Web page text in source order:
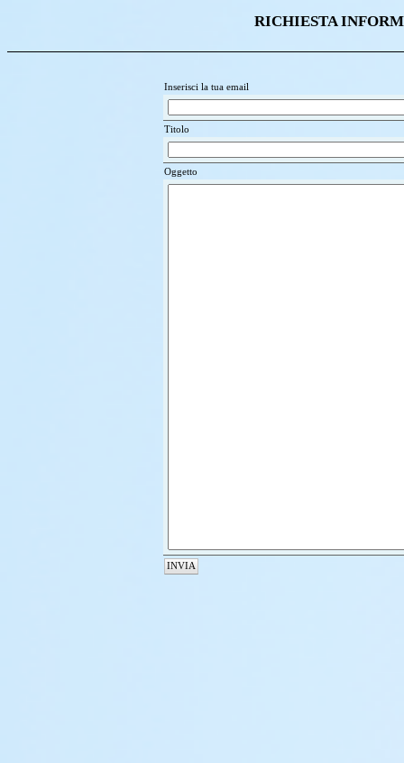
RICHIESTA
Inserisci la tua email
Titolo
Oggetto